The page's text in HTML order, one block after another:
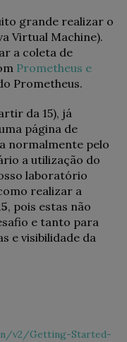
grande realizar o
Virtual Machine).
a coleta de
Prometheus e
Prometheus.
da 15), já
página de
normalmente pelo
a utilização do
laboratório
realizar a
, pois estas não
e tanto para
e visibilidade da
v2/Getting-Started-